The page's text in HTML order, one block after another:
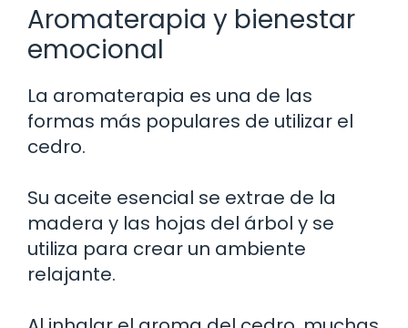
Aromaterapia y bienestar
emocional
La aromaterapia es una de las
formas más populares de utilizar el
cedro.
Su aceite esencial se extrae de la
madera y las hojas del árbol y se
utiliza para crear un ambiente
relajante.